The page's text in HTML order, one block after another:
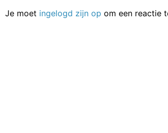
Je moet ingelogd zijn op om een reactie